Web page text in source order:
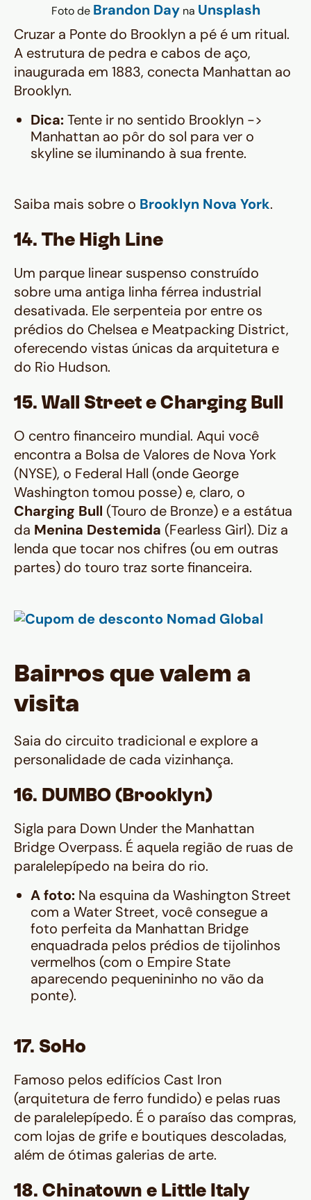
Foto de Brandon Dayna Unsplash
Cruzar a Ponte do Brooklyn a pé é um ritual.
A estrutura de pedra e cabos de aço,
inaugurada em 1883, conecta Manhattan ao
Brooklyn.
Dica:Tente ir no sentido Brooklyn ->
Manhattan ao pôr do sol para ver o
skyline se iluminando à sua frente.
Saiba mais sobre o Brooklyn Nova York.
14. The High Line
Um parque linear suspenso construído
sobre uma antiga linha férrea industrial
desativada. Ele serpenteia por entre os
prédios do Chelsea e Meatpacking District,
oferecendo vistas únicas da arquitetura e
do Rio Hudson.
15. Wall Street e Charging Bull
O centro financeiro mundial. Aqui você
encontra a Bolsa de Valores de Nova York
(NYSE), o Federal Hall (onde George
Washington tomou posse) e, claro, o
Charging Bull (Touro de Bronze) e a estátua
da Menina Destemida (Fearless Girl). Diz a
lenda que tocar nos chifres (ou em outras
partes) do touro traz sorte financeira.
Bairros que valem a
visita
Saia do circuito tradicional e explore a
personalidade de cada vizinhança.
16. DUMBO (Brooklyn)
Sigla para Down Under the Manhattan
Bridge Overpass. É aquela região de ruas de
paralelepípedo na beira do rio.
A foto: Na esquina da Washington Street
com a Water Street, você consegue a
foto perfeita da Manhattan Bridge
enquadrada pelos prédios de tijolinhos
vermelhos (com o Empire State
aparecendo pequenininho no vão da
ponte).
17. SoHo
Famoso pelos edifícios Cast Iron
(arquitetura de ferro fundido) e pelas ruas
de paralelepípedo. É o paraíso das compras,
com lojas de grife e boutiques descoladas,
além de ótimas galerias de arte.
18. Chinatown e Little Italy